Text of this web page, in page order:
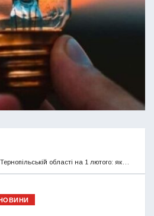
області на 1 лютого: як…